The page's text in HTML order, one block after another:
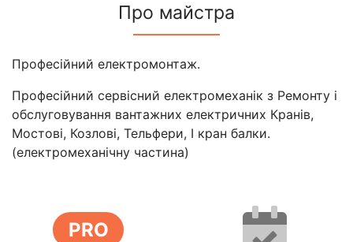
Про майстра
Професійний електромонтаж.
Професійний сервісний електромеханік з Ремонту і
обслуговування вантажних електричних Кранів,
Мостові, Козлові, Тельфери, І кран балки.
(електромеханічну частина)
PRO